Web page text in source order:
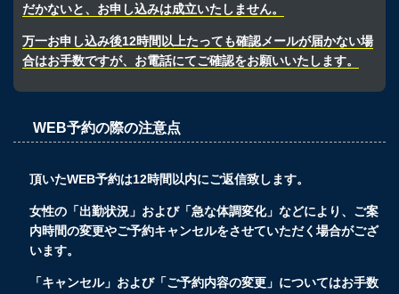
だかないと、お申し込みは成立いたしません。
万一お申し込み後12時間以上たっても確認メールが届かない場
合はお手数ですが、お電話にてご確認をお願いいたします。
WEB予約の際の注意点
頂いたWEB予約は12時間以内にご返信致します。
女性の「出勤状況」および「急な体調変化」などにより、ご案
内時間の変更やご予約キャンセルをさせていただく場合がござ
います。
「キャンセル」および「ご予約内容の変更」についてはお手数